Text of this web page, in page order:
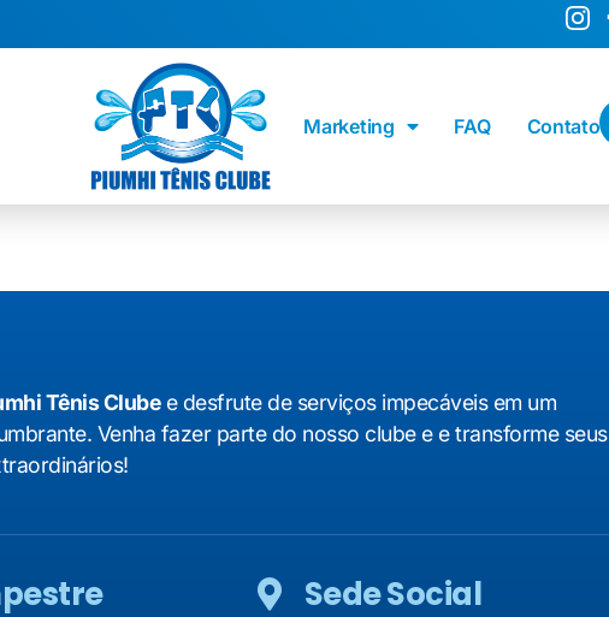
Marketing FAQ Contato
Tênis Clubee desfrute de serviços impecáveis em um
Venha fazer parte do nosso clube e e transforme seus
Sede Social